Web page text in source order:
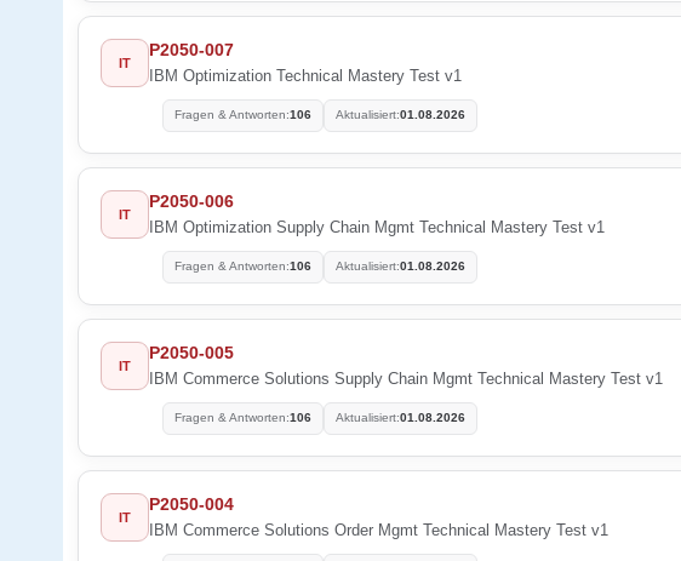
IT
P2050-007
IBM Optimization Technical Mastery Test v1
Fragen & Antworten:106 Aktualisiert:01.08.2026
IT
P2050-006
IBM Optimization Supply Chain Mgmt Technical Mastery Test v1
Fragen & Antworten:106 Aktualisiert:01.08.2026
IT
P2050-005
IBM Commerce Solutions Supply Chain Mgmt Technical Mastery Test v1
Fragen & Antworten:106 Aktualisiert:01.08.2026
IT
P2050-004
IBM Commerce Solutions Order Mgmt Technical Mastery Test v1